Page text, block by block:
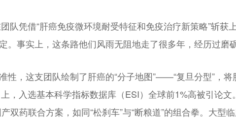
队凭借“肝癌免疫微环境耐受特征和免疫治疗新策略”斩
。事实上，这条路他们风雨无阻地走了很多年，经历过磨
性，这支团队绘制了肝癌的“分子地图”——“复旦分型”，
，入选基本科学指标数据库（ESI）全球前1%高被引论
双药联合方案，如同“松刹车”与“断粮道”的组合拳。大